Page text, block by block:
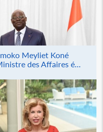
Meyliet Koné
des Affaires é...